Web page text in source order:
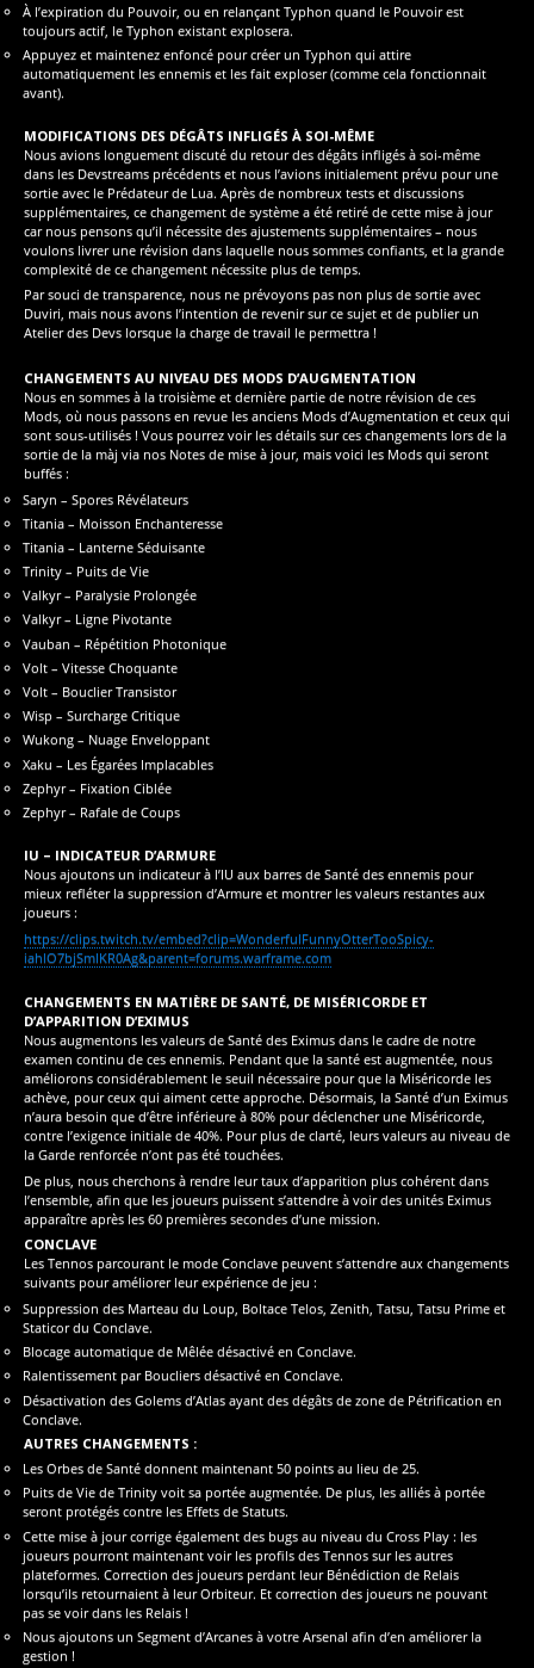
À l’expiration du Pouvoir, ou en relançant Typhon quand le Pouvoir est
toujours actif, le Typhon existant explosera.
Appuyez et maintenez enfoncé pour créer un Typhon qui attire
automatiquement les ennemis et les fait exploser (comme cela fonctionnait
avant).
MODIFICATIONS DES DÉGÂTS INFLIGÉS À SOI-MÊME
Nous avions longuement discuté du retour des dégâts infligés à soi-même
dans les Devstreams précédents et nous l’avions initialement prévu pour une
sortie avec le Prédateur de Lua. Après de nombreux tests et discussions
supplémentaires, ce changement de système a été retiré de cette mise à jour
car nous pensons qu’il nécessite des ajustements supplémentaires – nous
voulons livrer une révision dans laquelle nous sommes confiants, et la grande
complexité de ce changement nécessite plus de temps.
Par souci de transparence, nous ne prévoyons pas non plus de sortie avec
Duviri, mais nous avons l’intention de revenir sur ce sujet et de publier un
Atelier des Devs lorsque la charge de travail le permettra !
CHANGEMENTS AU NIVEAU DES MODS D’AUGMENTATION
Nous en sommes à la troisième et dernière partie de notre révision de ces
Mods, où nous passons en revue les anciens Mods d’Augmentation et ceux qui
sont sous-utilisés ! Vous pourrez voir les détails sur ces changements lors de la
sortie de la màj via nos Notes de mise à jour, mais voici les Mods qui seront
buffés :
Saryn – Spores Révélateurs
Titania – Moisson Enchanteresse
Titania – Lanterne Séduisante
Trinity – Puits de Vie
Valkyr – Paralysie Prolongée
Valkyr – Ligne Pivotante
Vauban – Répétition Photonique
Volt – Vitesse Choquante
Volt – Bouclier Transistor
Wisp – Surcharge Critique
Wukong – Nuage Enveloppant
Xaku – Les Égarées Implacables
Zephyr – Fixation Ciblée
Zephyr – Rafale de Coups
IU – INDICATEUR D’ARMURE
Nous ajoutons un indicateur à l’IU aux barres de Santé des ennemis pour
mieux refléter la suppression d’Armure et montrer les valeurs restantes aux
joueurs :
https://clips.twitch.tv/embed?clip=WonderfulFunnyOtterTooSpicy-
iahlO7bjSmIKR0Ag&parent=forums.warframe.com
CHANGEMENTS EN MATIÈRE DE SANTÉ, DE MISÉRICORDE ET
D’APPARITION D’EXIMUS
Nous augmentons les valeurs de Santé des Eximus dans le cadre de notre
examen continu de ces ennemis. Pendant que la santé est augmentée, nous
améliorons considérablement le seuil nécessaire pour que la Miséricorde les
achève, pour ceux qui aiment cette approche. Désormais, la Santé d’un Eximus
n’aura besoin que d’être inférieure à 80% pour déclencher une Miséricorde,
contre l’exigence initiale de 40%. Pour plus de clarté, leurs valeurs au niveau de
la Garde renforcée n’ont pas été touchées.
De plus, nous cherchons à rendre leur taux d’apparition plus cohérent dans
l’ensemble, afin que les joueurs puissent s’attendre à voir des unités Eximus
apparaître après les 60 premières secondes d’une mission.
CONCLAVE
Les Tennos parcourant le mode Conclave peuvent s’attendre aux changements
suivants pour améliorer leur expérience de jeu :
Suppression des Marteau du Loup, Boltace Telos, Zenith, Tatsu, Tatsu Prime et
Staticor du Conclave.
Blocage automatique de Mêlée désactivé en Conclave.
Ralentissement par Boucliers désactivé en Conclave.
Désactivation des Golems d’Atlas ayant des dégâts de zone de Pétrification en
Conclave.
AUTRES CHANGEMENTS :
Les Orbes de Santé donnent maintenant 50 points au lieu de 25.
Puits de Vie de Trinity voit sa portée augmentée. De plus, les alliés à portée
seront protégés contre les Effets de Statuts.
Cette mise à jour corrige également des bugs au niveau du Cross Play : les
joueurs pourront maintenant voir les profils des Tennos sur les autres
plateformes. Correction des joueurs perdant leur Bénédiction de Relais
lorsqu’ils retournaient à leur Orbiteur. Et correction des joueurs ne pouvant
pas se voir dans les Relais !
Nous ajoutons un Segment d’Arcanes à votre Arsenal afin d’en améliorer la
gestion !